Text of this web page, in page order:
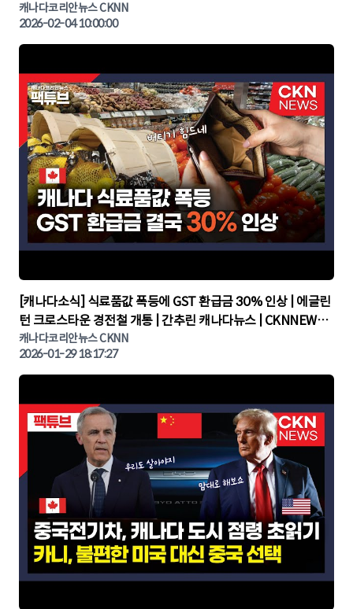
린 캐나다뉴스 | CKNNEWS, 캐나다코리안뉴스
캐나다코리안뉴스 CKNN
2026-02-04 10:00:00
▶
[캐나다소식] 식료품값 폭등에 GST 환급금 30% 인상 | 에글린
턴 크로스타운 경전철 개통 | 간추린 캐나다뉴스 | CKNNEWS,
캐나다코리안뉴스
캐나다코리안뉴스 CKNN
2026-01-29 18:17:27